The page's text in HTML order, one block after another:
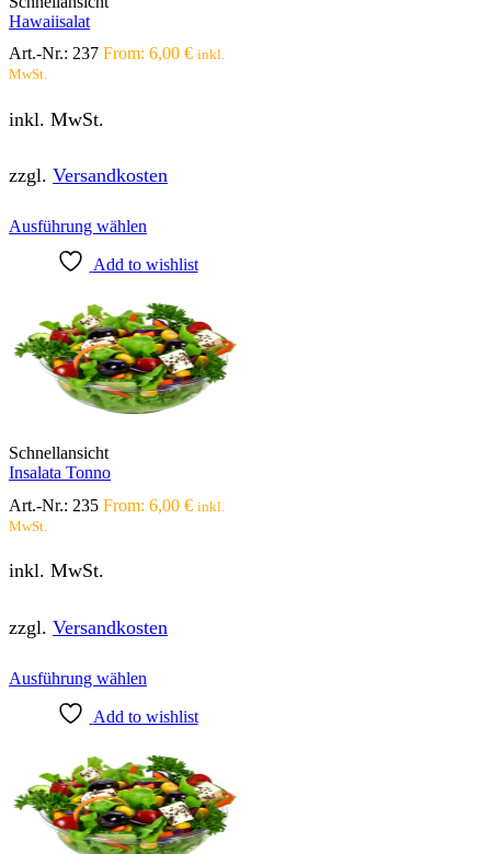
Hawaiisalat
Art.-Nr.: 237 From: 6,00 € inkl.
MwSt.
inkl. MwSt.
zzgl. Versandkosten
Ausführung wählen
weist
Varianten
auf.
Die
Optionen
können
auf
Add to wishlist
Schnellansicht
Insalata Tonno
Art.-Nr.: 235 From: 6,00 € inkl.
MwSt.
inkl. MwSt.
zzgl. Versandkosten
Ausführung wählen
weist
Varianten
auf.
Die
Optionen
können
Add to wishlist